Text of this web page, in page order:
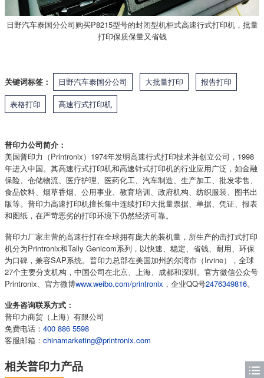
日野汽车泰国分公司购买P8215型号的封闭型机柜式高速行式打印机，批量
打印保质保量又省钱
关键词标签： 日野汽车泰国分公司 大批量打印
报告打印
表格打印
高速行式打印机
普印力公司简介：
美国普印力（Printronix）1974年发明高速行式打印技术并创立公司，1998
年进入中国。其高速行式打印机和高速针式打印机的行业应用广泛，如金融
保险、仓储物流、医疗护理、医药化工、汽车制造、生产加工、批发零售、
食品饮料、烟草香烟、公用事业、教育培训、政府机构、纺织服装、图书出
版等。普印力高速打印机擅长集中连续打印大批量票据、单据、凭证、报表
和图纸，在严苛恶劣的打印环境下仍然经济可靠。
普印力厂家主营的高速行打在全球拥有庞大的装机量，所生产的击打式打印
机分为Printronix和Tally Genicom系列，以快速、稳定、省钱、耐用、环保
为口碑，兼容SAP系统。普印力总部在美国加州的尔湾市（Irvine），全球
27个主要分支机构，中国公司在北京、上海、成都和深圳。官方微信公众号
Printronix、官方微博www.weibo.com/printronix ，企业QQ号2476349816。
业务咨询联系方式：
普印力商贸（上海）有限公司
免费电话： 400 886 5598
客服邮箱： chinamarketing@printronix.com
相关普印力产品